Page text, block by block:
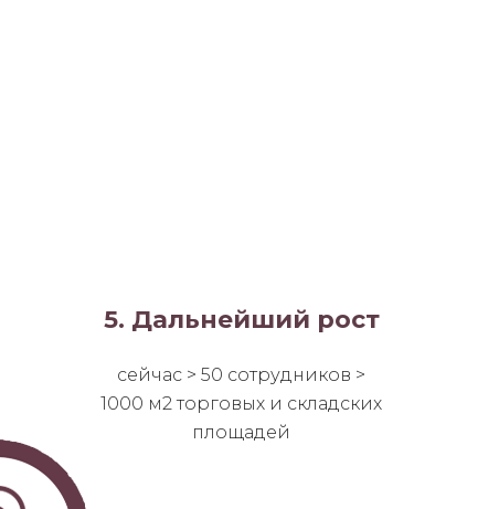
5. Дальнейший рост
сейчас > 50 сотрудников >
1000 м2 торговых и складских
площадей